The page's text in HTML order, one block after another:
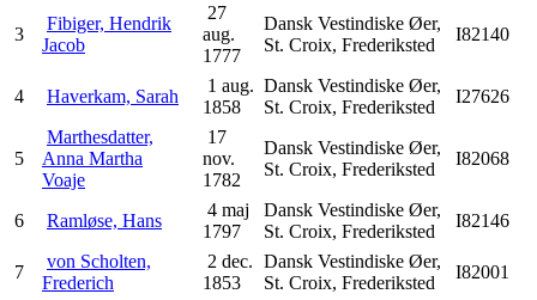
3
Fibiger, Hendrik
Jacob
27
aug.
1777
Dansk Vestindiske Øer,
St. Croix, Frederiksted
I82140
4 Haverkam, Sarah
1 aug.
1858
Dansk Vestindiske Øer,
St. Croix, Frederiksted
I27626
5
Marthesdatter,
Anna Martha
Voaje
17
nov.
1782
Dansk Vestindiske Øer,
St. Croix, Frederiksted
I82068
6 Ramløse, Hans
4 maj
1797
Dansk Vestindiske Øer,
St. Croix, Frederiksted
I82146
7
von Scholten,
Frederich
2 dec.
1853
Dansk Vestindiske Øer,
St. Croix, Frederiksted
I82001